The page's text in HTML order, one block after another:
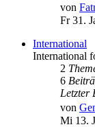
von
Fr 31.
International
International
2
6
Letzter
von
Mi 13.